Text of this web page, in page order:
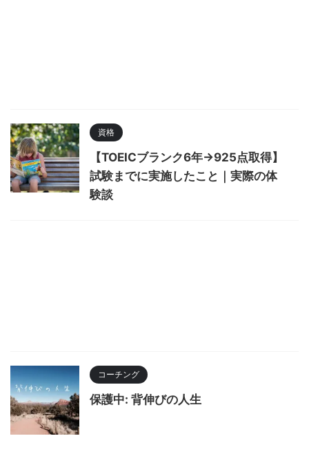
資格
【TOEICブランク6年→925点取得】
試験までに実施したこと｜実際の体
験談
コーチング
保護中: 背伸びの人生